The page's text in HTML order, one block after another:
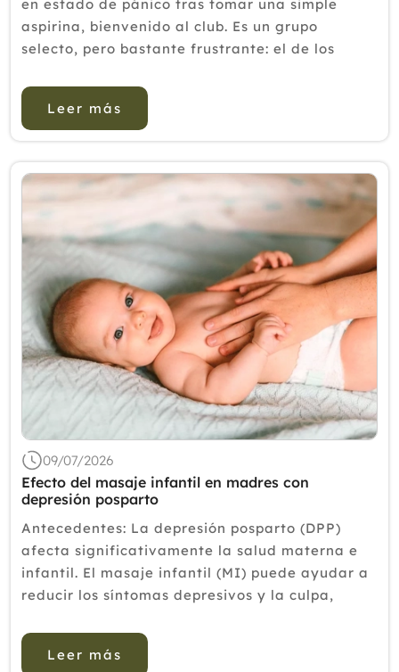
en estado de pánico tras tomar una simple
aspirina, bienvenido al club. Es un grupo
selecto, pero bastante frustrante: el de los
esteroideos). Para muchos, ir al médico con un
dolor de ...
Leer más
09/07/2026
Efecto del masaje infantil en madres con
depresión posparto
Antecedentes: La depresión posparto (DPP)
afecta significativamente la salud materna e
infantil. El masaje infantil (MI) puede ayudar a
reducir los síntomas depresivos y la culpa,
vínculo madre-hijo. Objetivo: Evaluar lo...
Leer más